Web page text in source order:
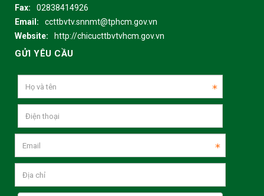
Fax:
02838414926
Email:
ccttbvtv.snnmt@tphcm.gov.vn
Website:
http://chicucttbvtvhcm.gov.vn
GỬI YÊU CẦU